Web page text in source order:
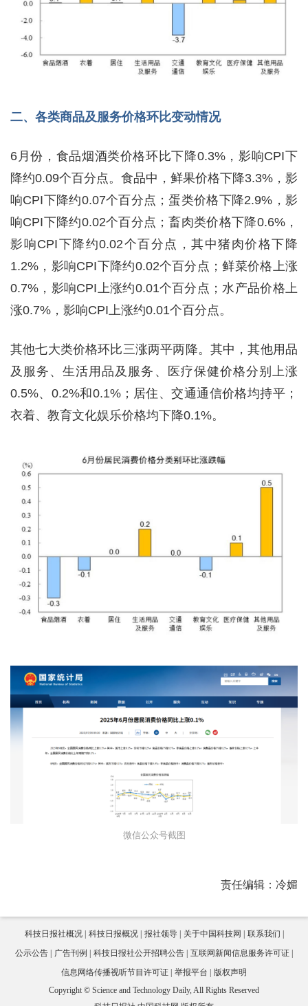
二、各类商品及服务价格环比变动情况
6月份，食品烟酒类价格环比下降0.3%，影响CPI下
降约0.09个百分点。食品中，鲜果价格下降3.3%，影
响CPI下降约0.07个百分点；蛋类价格下降2.9%，影
响CPI下降约0.02个百分点；畜肉类价格下降0.6%，
影响CPI下降约0.02个百分点，其中猪肉价格下降
1.2%，影响CPI下降约0.02个百分点；鲜菜价格上涨
0.7%，影响CPI上涨约0.01个百分点；水产品价格上
涨0.7%，影响CPI上涨约0.01个百分点。
其他七大类价格环比三涨两平两降。其中，其他用品
及服务、生活用品及服务、医疗保健价格分别上涨
0.5%、0.2%和0.1%；居住、交通通信价格均持平；
衣着、教育文化娱乐价格均下降0.1%。
微信公众号截图
责任编辑：冷媚
科技日报社概况 科技日报概况 报社领导 关于中国科技网
联系我们
公示公告
广告刊例 科技日报社公开招聘公告
互联网新闻信息服务许可证
信息网络传播视听节目许可证
举报平台
版权声明
Copyright © Science and Technology Daily, All Rights Reserved